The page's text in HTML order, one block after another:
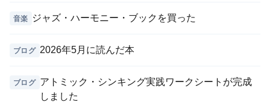
音楽 ジャズ・ハーモニー・ブックを買った
ブログ 2026年5月に読んだ本
ブログ アトミック・シンキング実践ワークシートが完成
しました